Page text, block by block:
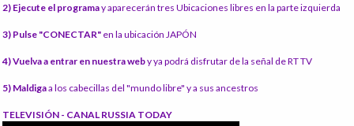
2) Ejecute el programay aparecerán tres Ubicaciones libres en la parte izquierda
3) Pulse "CONECTAR" en la ubicación JAPÓN
4) Vuelva a entrar en nuestra weby ya podrá disfrutar de la señal de RT TV
5) Maldigaa los cabecillas del "mundo libre" y a sus ancestros
TELEVISIÓN - CANAL RUSSIA TODAY